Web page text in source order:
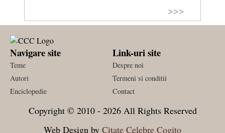
>>>
Navigare site
Teme
Autori
Enciclopedie
Link-uri site
Despre noi
Termeni si conditii
Contact
Copyright © 2010 - 2026 All Rights Reserved
Web Design by Citate Celebre Cogito